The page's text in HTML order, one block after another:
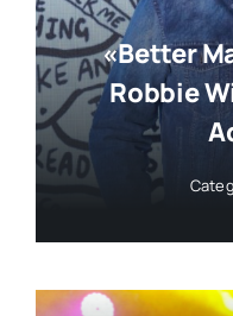
«Better
Robbie